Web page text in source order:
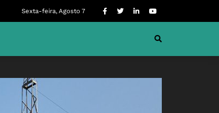
Sexta-feira, Agosto 7